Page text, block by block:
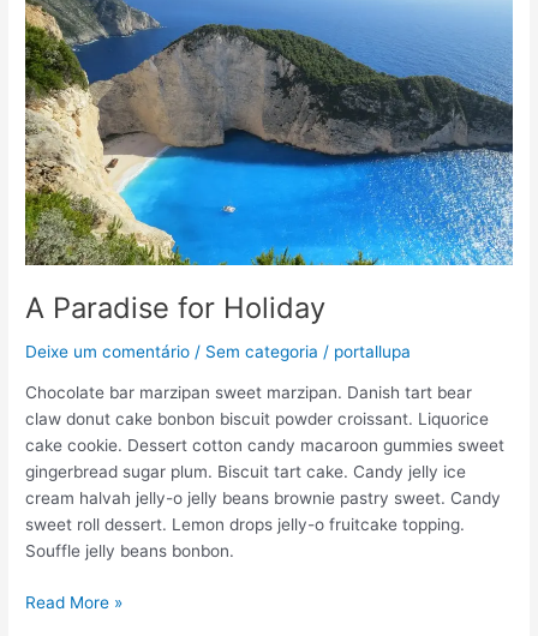
A Paradise for Holiday
Deixe um comentário / Sem categoria / portallupa
Chocolate bar marzipan sweet marzipan. Danish tart bear
claw donut cake bonbon biscuit powder croissant. Liquorice
cake cookie. Dessert cotton candy macaroon gummies sweet
gingerbread sugar plum. Biscuit tart cake. Candy jelly ice
cream halvah jelly-o jelly beans brownie pastry sweet. Candy
sweet roll dessert. Lemon drops jelly-o fruitcake topping.
Souffle jelly beans bonbon.
A
Paradise
for
Holiday
Read More »